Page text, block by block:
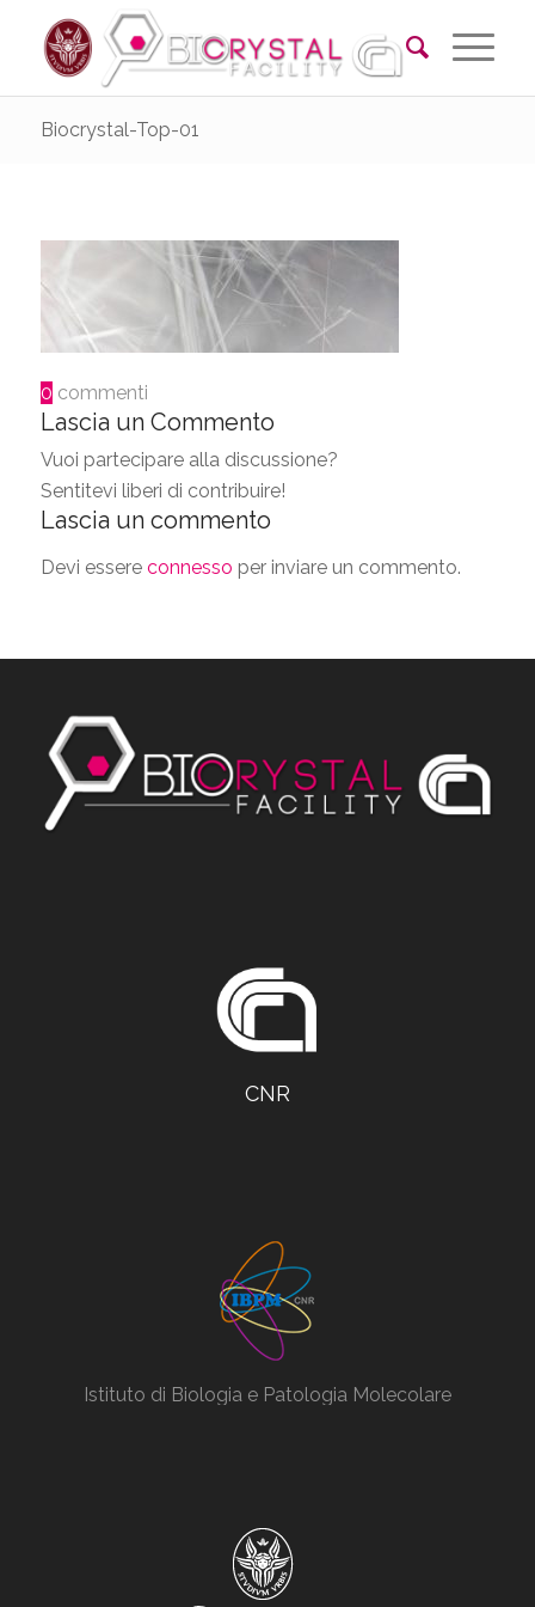
Biocrystal-Top-01
0 commenti
Lascia un Commento
Vuoi partecipare alla discussione?
Sentitevi liberi di contribuire!
Lascia un commento
Devi essere connesso per inviare un commento.
CNR
Istituto di Biologia e Patologia Molecolare